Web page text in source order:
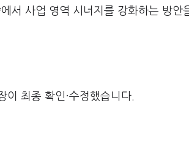
서 사업 영역 시너지를 강화하는 방안
최종 확인·수정했습니다.